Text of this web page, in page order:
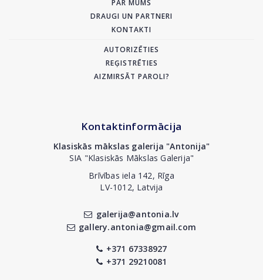
PAR MUMS
DRAUGI UN PARTNERI
KONTAKTI
AUTORIZĒTIES
REĢISTRĒTIES
AIZMIRSĀT PAROLI?
Kontaktinformācija
Klasiskās mākslas galerija "Antonija"
SIA "Klasiskās Mākslas Galerija"
Brīvības iela 142, Rīga
LV-1012, Latvija
galerija@antonia.lv
gallery.antonia@gmail.com
+371 67338927
+371 29210081